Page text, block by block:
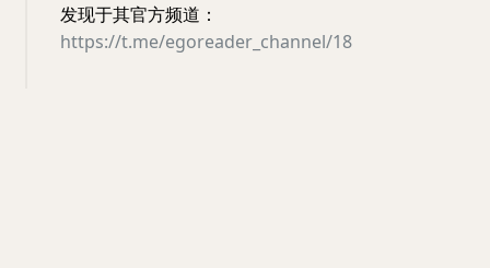
发现于其官方频道：
https://t.me/egoreader_channel/18